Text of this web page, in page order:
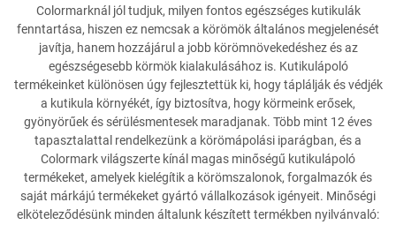
Colormarknál jól tudjuk, milyen fontos egészséges kutikulák
fenntartása, hiszen ez nemcsak a körömök általános megjelenését
javítja, hanem hozzájárul a jobb körömnövekedéshez és az
egészségesebb körmök kialakulásához is. Kutikulápoló
termékeinket különösen úgy fejlesztettük ki, hogy táplálják és védjék
a kutikula környékét, így biztosítva, hogy körmeink erősek,
gyönyörűek és sérülésmentesek maradjanak. Több mint 12 éves
tapasztalattal rendelkezünk a körömápolási iparágban, és a
Colormark világszerte kínál magas minőségű kutikulápoló
termékeket, amelyek kielégítik a körömszalonok, forgalmazók és
saját márkájú termékeket gyártó vállalkozások igényeit. Minőségi
elköteleződésünk minden általunk készített termékben nyilvánvaló: